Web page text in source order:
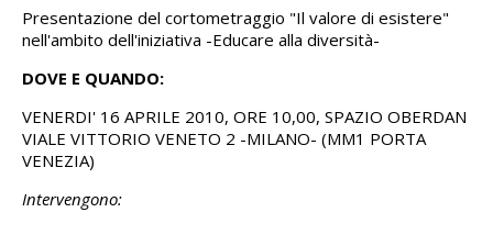
Presentazione del cortometraggio "Il valore di esistere"
nell'ambito dell'iniziativa -Educare alla diversità-
DOVE E QUANDO:
VENERDI' 16 APRILE 2010, ORE 10,00, SPAZIO OBERDAN
VIALE VITTORIO VENETO 2 -MILANO- (MM1 PORTA
VENEZIA)
Intervengono: